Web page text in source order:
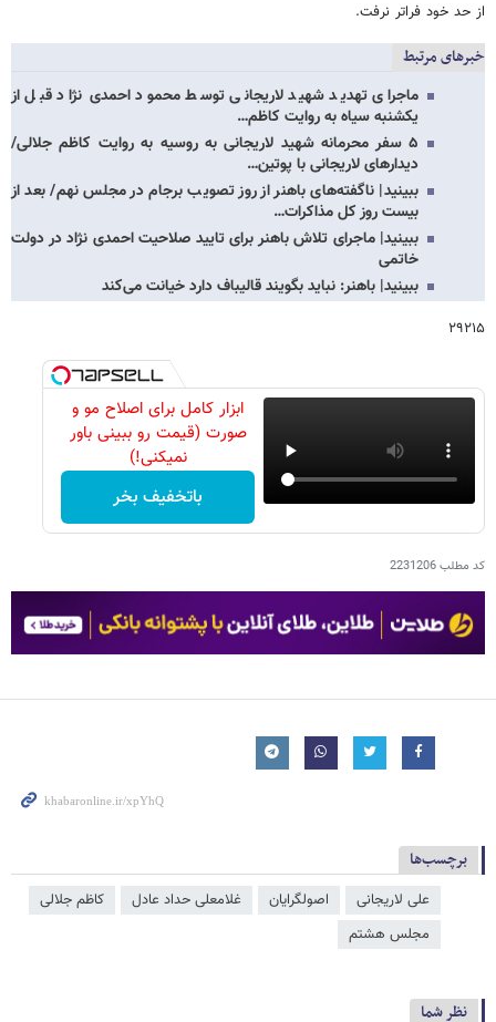
از حد خود فراتر نرفت.
خبرهای مرتبط
ماجرای تهدید شهید لاریجانی توسط محمود احمدی‌ نژاد قبل از
یکشنبه سیاه به روایت کاظم…
۵ سفر محرمانه شهید لاریجانی به روسیه به روایت کاظم جلالی/
دیدارهای لاریجانی با پوتین…
ببینید| ناگفته‌های باهنر از روز تصویب برجام در مجلس نهم/ بعد از
بیست روز کل مذاکرات…
ببینید| ماجرای تلاش باهنر برای تایید صلاحیت احمدی نژاد در دولت
خاتمی
ببینید| باهنر: نباید بگویند قالیباف دارد خیانت می‌کند
۲۹۲۱۵
ابزار کامل برای اصلاح مو و
صورت (قیمت رو ببینی باور
نمیکنی!)
باتخفیف بخر
کد مطلب2231206
برچسب‌ها
علی لاریجانی اصولگرایان غلامعلی حداد عادل
کاظم جلالی
مجلس هشتم
نظر شما